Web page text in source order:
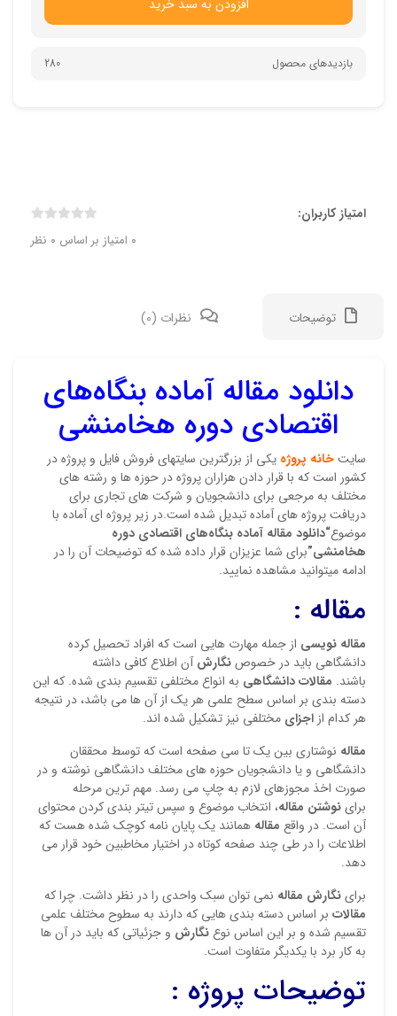
افزودن به سبد خرید
بازدیدهای محصول 280
توضیحات نظرات (0)
دانلود مقاله آماده بنگاه‌های
اقتصادی دوره هخامنشی
سایتخانه پروژه یکی از بزرگترین سایتهای فروش فایل و پروژه در
کشور است که با قرار دادن هزاران پروژه در حوزه ها و رشته های
مختلف به مرجعی برای دانشجویان و شرکت های تجاری برای
دریافت پروژه های آماده تبدیل شده است.در زیر پروژه ای آماده با
موضوع“دانلود مقاله آماده بنگاه‌های اقتصادی دوره
هخامنشی”برای شما عزیزان قرار داده شده که توضیحات آن را در
ادامه میتوانید مشاهده نمایید.
مقاله :
مقاله نویسی از جمله مهارت هایی است که افراد تحصیل کرده
دانشگاهی باید در خصوصنگارشآن اطلاع کافی داشته
باشند. مقالات دانشگاهی به انواع مختلفی تقسیم بندی شده. که این
دسته بندی بر اساس سطح علمی هر یک از آن ها می باشد، در نتیجه
هر کدام از اجزای مختلفی نیز تشکیل شده اند.
مقاله نوشتاری بین یک تا سی صفحه است که توسط محققان
دانشگاهی و یا دانشجویان حوزه های مختلف دانشگاهی نوشته و در
صورت اخذ مجوزهای لازم به چاپ می رسد. مهم ترین مرحله
براینوشتن مقاله، انتخاب موضوع و سپس تیتر بندی کردن محتوای
آن است. در واقع مقاله همانند یک پایان نامه کوچک شده هست که
اطلاعات را در طی چند صفحه کوتاه در اختیار مخاطبین خود قرار می
دهد.
براینگارش مقاله نمی توان سبک واحدی را در نظر داشت. چرا که
مقالات بر اساس دسته بندی هایی که دارند به سطوح مختلف علمی
تقسیم شده و بر این اساس نوعنگارش و جزئیاتی که باید در آن ها
به کار برد با یکدیگر متفاوت است.
توضیحات پروژه :
امتیاز کاربران:
0 امتیاز بر اساس 0 نظر